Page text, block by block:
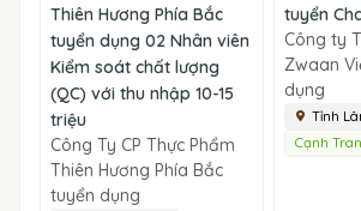
Thiên Hương Phía Bắc
tuyển dụng 02 Nhân viên
Kiểm soát chất lượng
(QC) với thu nhập 10-15
triệu
Công Ty CP Thực Phẩm
Thiên Hương Phía Bắc
tuyển dụng
tuyển
Công ty
Zwaan
dụng
Tỉnh
Cạnh